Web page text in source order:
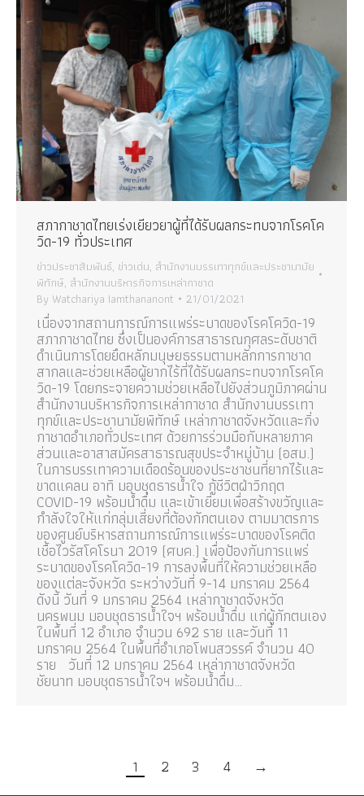
สภากาชาดไทยเร่งเยียวยาผู้ที่ได้รับผลกระทบจากโรคโค
วิด-19 ทั่วประเทศ
ข่าวประชาสัมพันธ์, ข่าวเด่น, สำนักงานบรรเทาทุกข์และประชานามัย
พิทักษ์, สำนักงานบริหารกิจการเหล่ากาชาด
By Watchariya Iamthananont 21/01/2021
เนื่องจากสถานการณ์การแพร่ระบาดของโรคโควิด-19
สภากาชาดไทย ซึ่งเป็นองค์การสาธารณกุศลระดับชาติ
ดำเนินการโดยยึดหลักมนุษยธรรมตามหลักการกาชาด
สากลและช่วยเหลือผู้ยากไร้ที่ได้รับผลกระทบจากโรคโค
วิด-19 โดยกระจายความช่วยเหลือไปยังส่วนภูมิภาคผ่าน
สำนักงานบริหารกิจการเหล่ากาชาด สำนักงานบรรเทา
ทุกข์และประชานามัยพิทักษ์ เหล่ากาชาดจังหวัดและกิ่ง
กาชาดอำเภอทั่วประเทศ ด้วยการร่วมมือกับหลายภาค
ส่วนและอาสาสมัครสาธารณสุขประจำหมู่บ้าน (อสม.)
ในการบรรเทาความเดือดร้อนของประชาชนที่ยากไร้และ
ขาดแคลน อาทิ มอบชุดธารน้ำใจ กู้ชีวิตฝ่าวิกฤต
COVID-19 พร้อมน้ำดื่ม และเข้าเยี่ยมเพื่อสร้างขวัญและ
กำลังใจให้แก่กลุ่มเสี่ยงที่ต้องกักตนเอง ตามมาตรการ
ของศูนย์บริหารสถานการณ์การแพร่ระบาดของโรคติด
เชื้อไวรัสโคโรนา 2019 (ศบค.) เพื่อป้องกันการแพร่
ระบาดของโรคโควิด-19 การลงพื้นที่ให้ความช่วยเหลือ
ของแต่ละจังหวัด ระหว่างวันที่ 9-14 มกราคม 2564
ดังนี้ วันที่ 9 มกราคม 2564 เหล่ากาชาดจังหวัด
นครพนม มอบชุดธารน้ำใจฯ พร้อมน้ำดื่ม แก่ผู้กักตนเอง
ในพื้นที่ 12 อำเภอ จำนวน 692 ราย และวันที่ 11
มกราคม 2564 ในพื้นที่อำเภอโพนสวรรค์ จำนวน 40
ราย วันที่ 12 มกราคม 2564 เหล่ากาชาดจังหวัด
ชัยนาท มอบชุดธารน้ำใจฯ พร้อมน้ำดื่ม…
1 2 3 4 →